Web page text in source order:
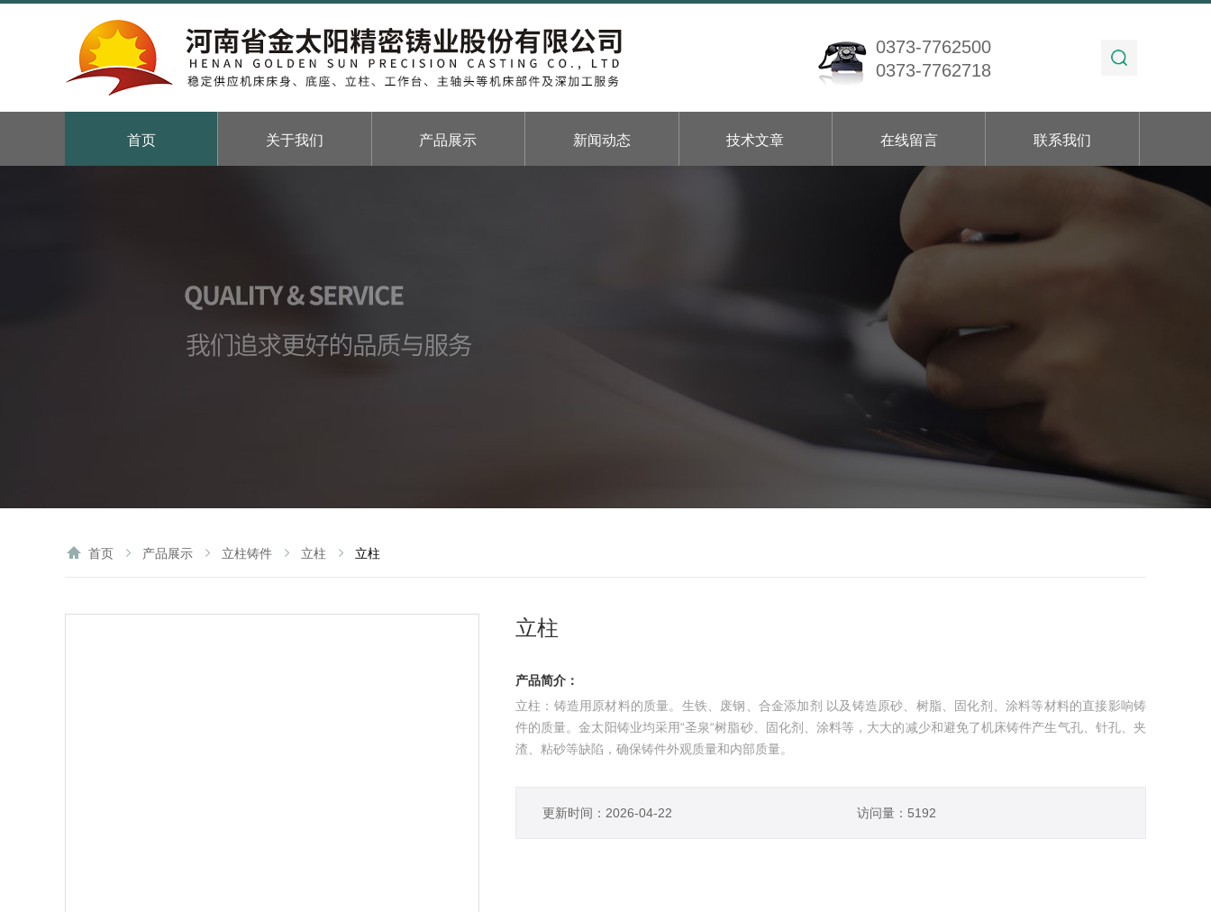
0373-7762500
0373-7762718
首页 关于我们 产品展示 新闻动态 技术文章 在线留言 联系我们
首页 产品展示 立柱铸件 立柱 立柱
立柱
产品简介：
立柱：铸造用原材料的质量。生铁、废钢、合金添加剂 以及铸造原砂、树脂、固化剂、涂料等材料的直接影响铸
件的质量。金太阳铸业均采用“圣泉“树脂砂、固化剂、涂料等，大大的减少和避免了机床铸件产生气孔、针孔、夹
渣、粘砂等缺陷，确保铸件外观质量和内部质量。
更新时间：2026-04-22 访问量：5192